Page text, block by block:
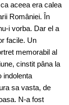
aceea era calea
României. În
i vorba. Dar el a
facile. Un
memorabil al
cinstit pâna la
indolenta
sa vasta, de
N-a fost